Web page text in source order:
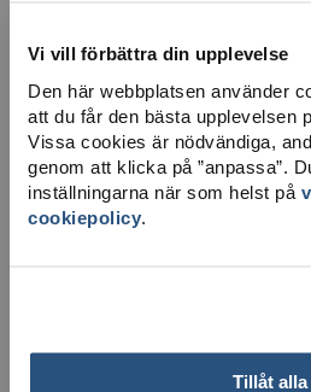
Vi vill förbättra din upplevelse
Den här webbplatsen använder
att du får den bästa upplevelsen
Vissa cookies är nödvändiga,
genom att klicka på ”anpassa”.
inställningarna när som helst på
cookiepolicy
Tillåt alla